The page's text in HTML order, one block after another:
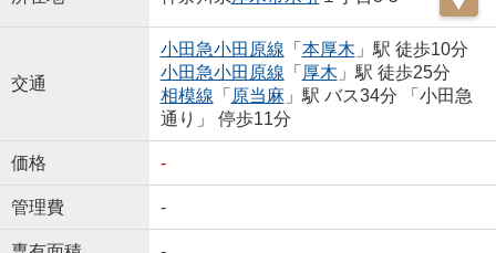
交通
小田急小田原線 「 本厚木 」駅 徒歩10分
小田急小田原線 「 厚木 」駅 徒歩25分
相模線 「 原当麻」駅 バス34分 「小田急
通り」 停歩11分
価格 -
管理費 -